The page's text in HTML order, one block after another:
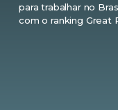
para trabalhar no
com o ranking Great